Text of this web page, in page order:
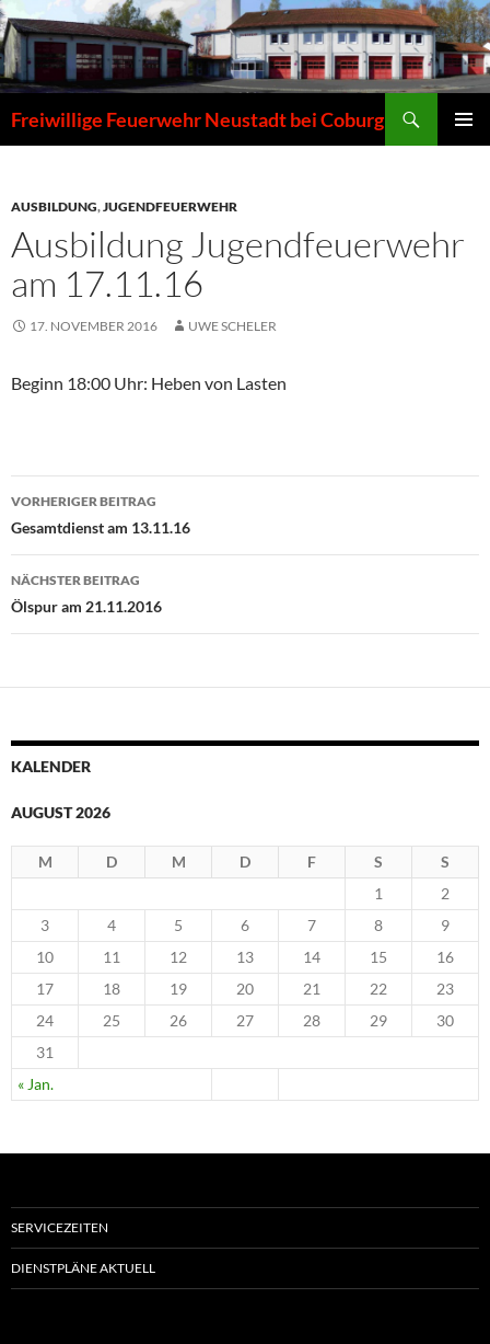
Zum
Inhalt
springen
Freiwillige Feuerwehr Neustadt bei Coburg
AUSBILDUNG,JUGENDFEUERWEHR
Ausbildung Jugendfeuerwehr
am 17.11.16
17. NOVEMBER 2016 UWE SCHELER
Beginn 18:00 Uhr: Heben von Lasten
Beitragsnavigation
VORHERIGER BEITRAG
Gesamtdienst am 13.11.16
NÄCHSTER BEITRAG
Ölspur am 21.11.2016
KALENDER
AUGUST 2026
M D M D F S S
« Jan.
1
2
3
4 5 6 7 8
9
10
11 12 13 14 15
16
17
18 19 20 21 22
23
24
25 26 27 28 29
30
31
SERVICEZEITEN
DIENSTPLÄNE AKTUELL